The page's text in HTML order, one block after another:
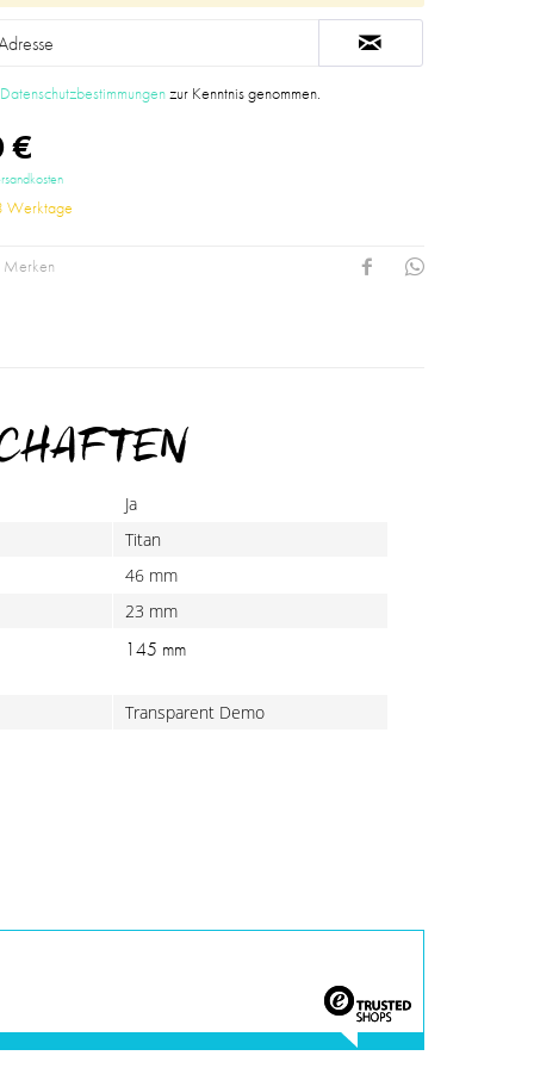
Datenschutzbestimmungenzur Kenntnis genommen.
€
Werktage
Merken
Ja
Titan
46 mm
23 mm
145 mm
Transparent Demo